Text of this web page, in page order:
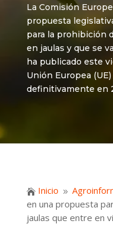
La Comisión
propuesta
para la prohibición
en jaulas y que se
ha publicado este
Unión Europea
definitivamente en
 Inicio 9
en una propuesta
jaulas que entre en